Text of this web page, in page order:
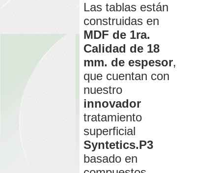
Las tablas están
construidas en
MDF de 1ra.
Calidad de 18
mm. de espesor,
que cuentan con
nuestro
innovador
tratamiento
superficial
Syntetics.P3
basado en